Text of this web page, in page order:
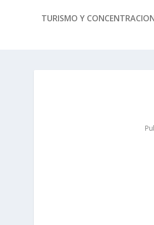
TURISMO Y